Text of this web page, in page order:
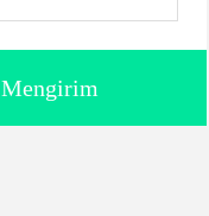
Mengirim